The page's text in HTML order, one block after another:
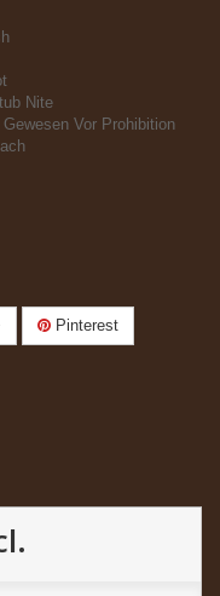
Nite
Vor Prohibition
Pinterest